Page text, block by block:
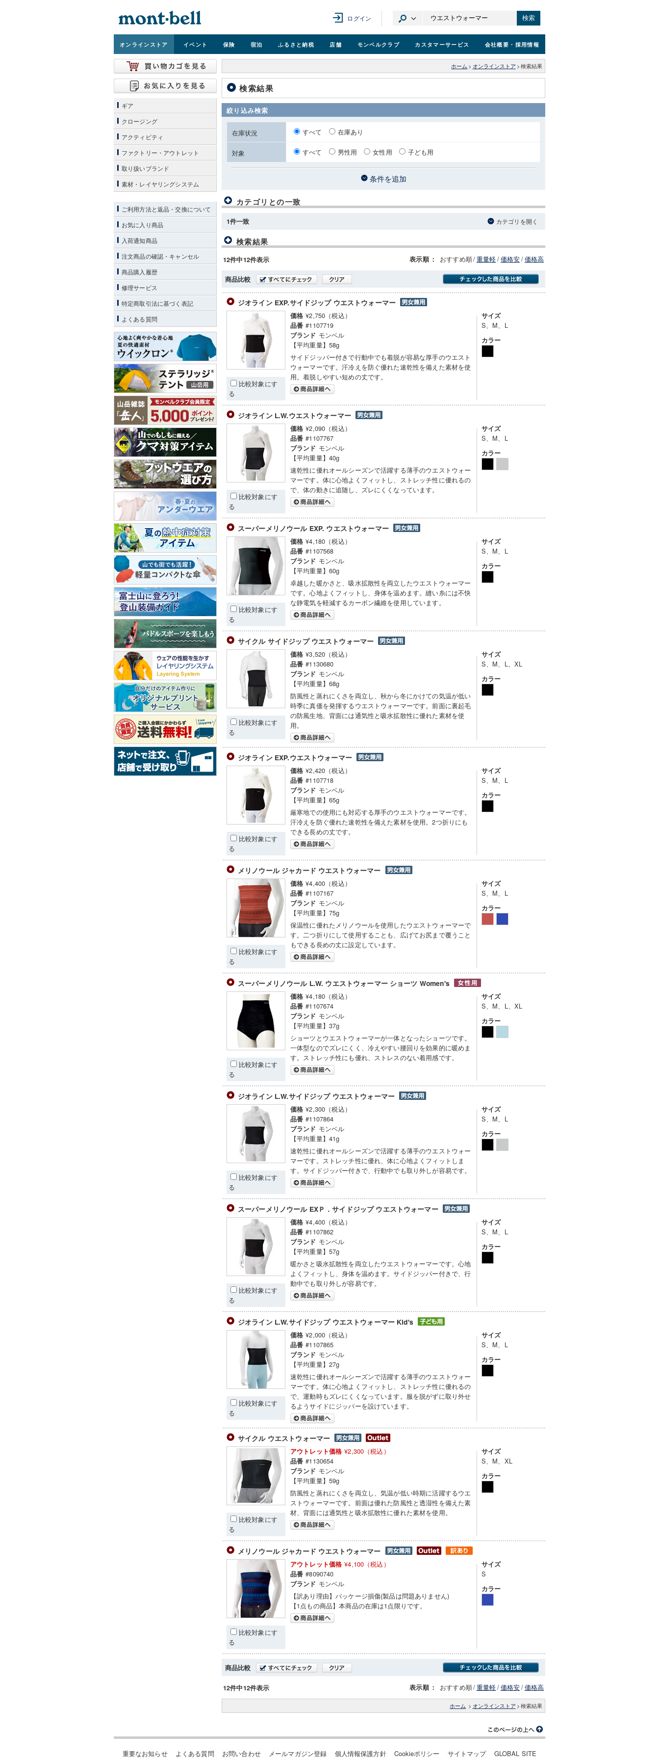
ログイン 検索
オンラインストア イベント 保険 宿泊 ふるさと納税 店舗 モンベルクラブ カスタマーサービス 会社概要 ・採用情報
ホーム > オンラインストア > 検索結果
検索結果
絞り込み検索
在庫状況 すべて 在庫あり
対象 すべて 男性用 女性用 子ども用
条件を追加
カテゴリとの一致
1件一致 カテゴリを開く
検索結果
12件中12件表示 表示順 ： おすすめ順/重量軽/価格安/価格高
商品比較
ジオライン EXP.サイドジップ ウエストウォーマー
比較対象にす
る
価格 ¥2,750（税込）
品番 #1107719
ブランド モンベル
【平均重量】58g
サイドジッパー付きで行動中でも着脱が容易な厚手のウエスト
ウォーマーです。汗冷えを防ぐ優れた速乾性を備えた素材を使
用。着脱しやすい短めの丈です。
サイズ
S、M、L
カラー
ジオライン L.W.ウエストウォーマー
比較対象にす
る
価格 ¥2,090（税込）
品番 #1107767
ブランド モンベル
【平均重量】40g
速乾性に優れオールシーズンで活躍する薄手のウエストウォー
マーです。体に心地よくフィットし、ストレッチ性に優れるの
で、体の動きに追随し、ズレにくくなっています。
サイズ
S、M、L
カラー
スーパーメリノウール EXP. ウエストウォーマー
比較対象にす
る
価格 ¥4,180（税込）
品番 #1107568
ブランド モンベル
【平均重量】60g
卓越した暖かさと、吸水拡散性を両立したウエストウォーマー
です。心地よくフィットし、身体を温めます。縫い糸には不快
な静電気を軽減するカーボン繊維を使用しています。
サイズ
S、M、L
カラー
サイクル サイドジップ ウエストウォーマー
比較対象にす
る
価格 ¥3,520（税込）
品番 #1130680
ブランド モンベル
【平均重量】68g
防風性と蒸れにくさを両立し、秋から冬にかけての気温が低い
時季に真価を発揮するウエストウォーマーです。前面に裏起毛
の防風生地、背面には通気性と吸水拡散性に優れた素材を使
用。
サイズ
S、M、L、XL
カラー
ジオライン EXP.ウエストウォーマー
比較対象にす
る
価格 ¥2,420（税込）
品番 #1107718
ブランド モンベル
【平均重量】65g
厳寒地での使用にも対応する厚手のウエストウォーマーです。
汗冷えを防ぐ優れた速乾性を備えた素材を使用。2つ折りにも
できる長めの丈です。
サイズ
S、M、L
カラー
メリノウール ジャカード ウエストウォーマー
比較対象にす
る
価格 ¥4,400（税込）
品番 #1107167
ブランド モンベル
【平均重量】75g
保温性に優れたメリノウールを使用したウエストウォーマーで
す。二つ折りにして使用することも、広げてお尻まで覆うこと
もできる長めの丈に設定しています。
サイズ
S、M、L
カラー
スーパーメリノウール L.W. ウエストウォーマー ショーツ Women's
比較対象にす
る
価格 ¥4,180（税込）
品番 #1107674
ブランド モンベル
【平均重量】37g
ショーツとウエストウォーマーが一体となったショーツです。
一体型なのでズレにくく、冷えやすい腰回りを効果的に暖めま
す。ストレッチ性にも優れ、ストレスのない着用感です。
サイズ
S、M、L、XL
カラー
ジオライン L.W.サイドジップ ウエストウォーマー
比較対象にす
る
価格 ¥2,300（税込）
品番 #1107864
ブランド モンベル
【平均重量】41g
速乾性に優れオールシーズンで活躍する薄手のウエストウォー
マーです。ストレッチ性に優れ、体に心地よくフィットしま
す。サイドジッパー付きで、行動中でも取り外しが容易です。
サイズ
S、M、L
カラー
スーパーメリノウール EXＰ．サイドジップ ウエストウォーマー
比較対象にす
る
価格 ¥4,400（税込）
品番 #1107862
ブランド モンベル
【平均重量】57g
暖かさと吸水拡散性を両立したウエストウォーマーです。心地
よくフィットし、身体を温めます。サイドジッパー付きで、行
動中でも取り外しが容易です。
サイズ
S、M、L
カラー
ジオライン L.W.サイドジップ ウエストウォーマー Kid's
比較対象にす
る
価格 ¥2,000（税込）
品番 #1107865
ブランド モンベル
【平均重量】27g
速乾性に優れオールシーズンで活躍する薄手のウエストウォー
マーです。体に心地よくフィットし、ストレッチ性に優れるの
で、運動時もズレにくくなっています。服を脱がずに取り外せ
るようサイドにジッパーを設けています。
サイズ
S、M、L
カラー
サイクル ウエストウォーマー
比較対象にす
る
アウトレット価格 ¥2,300（税込）
品番 #1130654
ブランド モンベル
【平均重量】59g
防風性と蒸れにくさを両立し、気温が低い時期に活躍するウエ
ストウォーマーです。前面は優れた防風性と透湿性を備えた素
材、背面には通気性と吸水拡散性に優れた素材を使用。
サイズ
S、M、XL
カラー
メリノウール ジャカード ウエストウォーマー
比較対象にす
る
アウトレット価格 ¥4,100（税込）
品番 #8090740
ブランド モンベル
【訳あり理由】パッケージ損傷(製品は問題ありません)
【1点もの商品】本商品の在庫は1点限りです。
サイズ
S
カラー
商品比較
12件中12件表示 表示順 ： おすすめ順/重量軽/価格安/価格高
ホーム > オンラインストア > 検索結果
ギア
クロージング
アクティビティ
ファクトリー・アウトレット
取り扱いブランド
素材・レイヤリングシステム
ご利用方法と返品・交換について
お気に入り商品
入荷通知商品
注文商品の確認・キャンセル
商品購入履歴
修理サービス
特定商取引法に基づく表記
よくある質問
重要なお知らせ よくある質問 お問い合わせ メールマガジン登録 個人情報保護方針 Cookieポリシー サイトマップ GLOBAL SITE